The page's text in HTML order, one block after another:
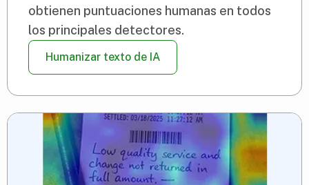
obtienen puntuaciones humanas en todos
los principales detectores.
Humanizar texto de IA